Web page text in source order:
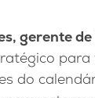
gerente
para
do